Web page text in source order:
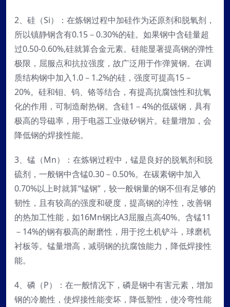
2、硅（Si）：在炼钢过程中加硅作为还原剂和脱氧剂，
所以镇静钢含有0.15－0.30%的硅。如果钢中含硅量超
过0.50-0.60%,硅就算合金元素。硅能显著提高钢的弹性
极限，屈服点和抗拉强度，故广泛用于作弹簧钢。在调
质结构钢中加入1.0－1.2%的硅，强度可提高15－
20%。硅和钼、钨、铬等结合，有提高抗腐蚀性和抗氧
化的作用，可制造耐热钢。含硅1－4%的低碳钢，具有
极高的导磁率，用于电器工业做矽钢片。硅量增加，会
降低钢的焊接性能。
3、锰（Mn）：在炼钢过程中，锰是良好的脱氧剂和脱
硫剂，一般钢中含锰0.30－0.50%。在碳素钢中加入
0.70%以上时就算“锰钢”，较一般钢量的钢不但有足够的
韧性，且有较高的强度和硬度，提高钢的淬性，改善钢
的热加工性能，如16Mn钢比A3屈服点高40%。含锰11
－14%的钢有极高的耐磨性，用于挖土机铲斗，球磨机
衬板等。锰量增高，减弱钢的抗腐蚀能力，降低焊接性
能。
4、磷（P）：在一般情况下，磷是钢中有害元素，增加
钢的冷脆性，使焊接性能变坏，降低塑性，使冷弯性能